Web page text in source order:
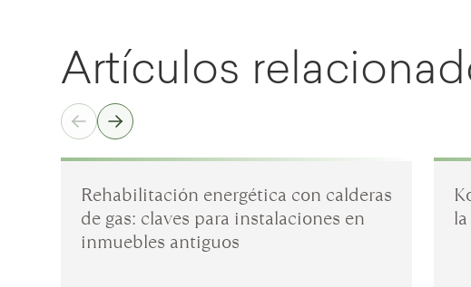
Artículos
Rehabilitación energética con calderas
de gas: claves para instalaciones en
inmuebles antiguos